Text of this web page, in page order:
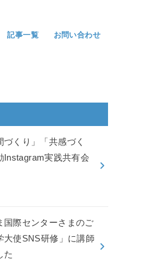
記事一覧 お問い合わせ
くり」「共感づく
Instagram実践共有会
国際センターさまのご
大使SNS研修」に講師
た